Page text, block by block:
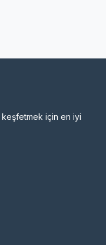
keşfetmek için en iyi